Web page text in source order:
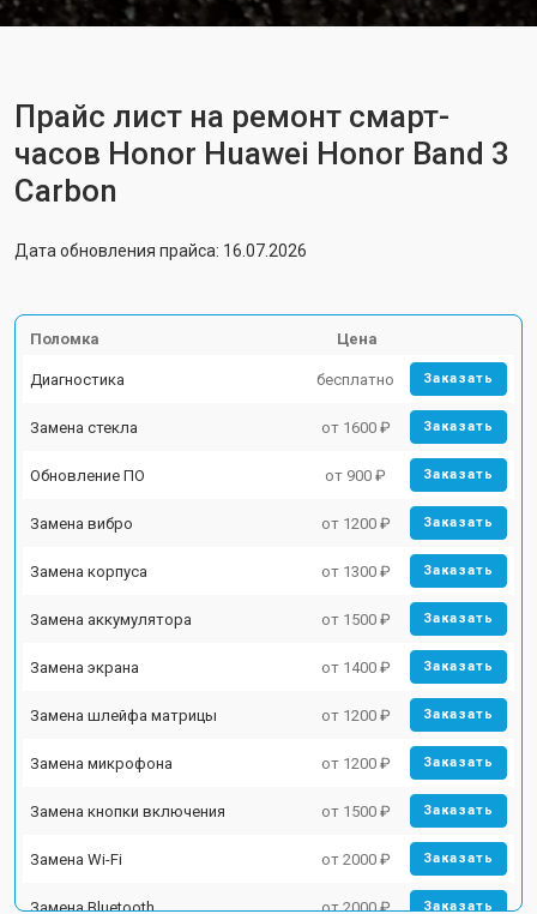
Прайс лист на ремонт смарт-
часов Honor Huawei Honor Band 3
Carbon
Дата обновления прайса: 16.07.2026
Поломка Цена
Диагностика бесплатно Заказать
Замена стекла от 1600 ₽ Заказать
Обновление ПО от 900 ₽ Заказать
Замена вибро от 1200 ₽ Заказать
Замена корпуса от 1300 ₽ Заказать
Замена аккумулятора от 1500 ₽ Заказать
Замена экрана от 1400 ₽ Заказать
Замена шлейфа матрицы от 1200 ₽ Заказать
Замена микрофона от 1200 ₽ Заказать
Замена кнопки включения от 1500 ₽ Заказать
Замена Wi-Fi от 2000 ₽ Заказать
Замена Bluetooth от 2000 ₽ Заказать